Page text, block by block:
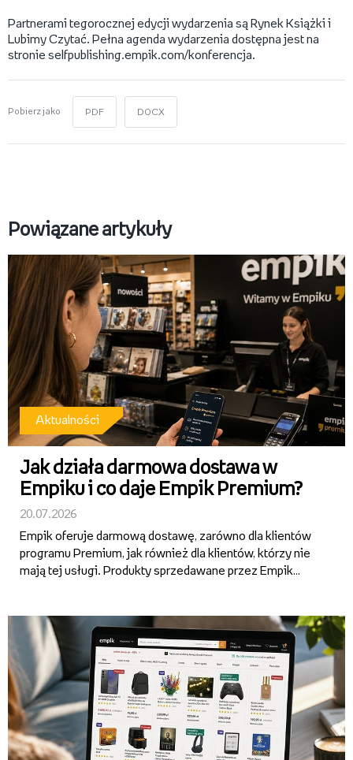
Partnerami tegorocznej edycji wydarzenia są Rynek Książki i
Lubimy Czytać. Pełna agenda wydarzenia dostępna jest na
stronie selfpublishing.empik.com/konferencja.
Pobierz jako PDF DOCX
Powiązane artykuły
Aktualności
Jak działa darmowa dostawa w
Empiku i co daje Empik Premium?
20.07.2026
Empik oferuje darmową dostawę, zarówno dla klientów
programu Premium, jak również dla klientów, którzy nie
mają tej usługi. Produkty sprzedawane przez Empik
skorzystać z dar...